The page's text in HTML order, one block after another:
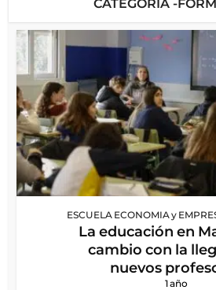
CATEGORIA -
ESCUELA ECONOMIA y
La educación en
cambio con la
nuevos
1 año